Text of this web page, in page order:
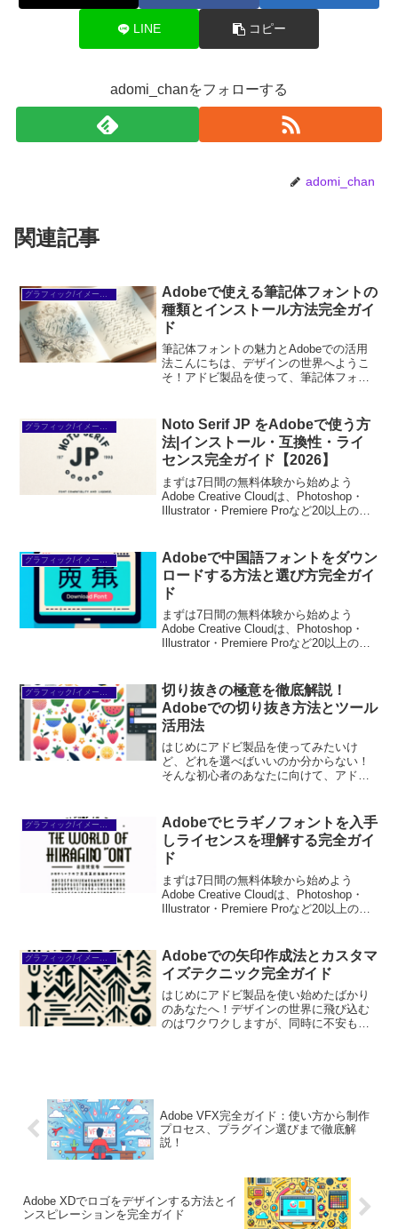
LINE コピー
adomi_chanをフォローする
adomi_chan
関連記事
グラフィック/イメージ編集
Adobeで使える筆記体フォントの
種類とインストール方法完全ガイ
ド
筆記体フォントの魅力とAdobeでの活用
法こんにちは、デザインの世界へようこ
そ！アドビ製品を使って、筆記体フォン
る情報をたっぷりご用意しましたので、
一緒に楽しんでいきま...
グラフィック/イメージ編集
Noto Serif JP をAdobeで使う方
法|インストール・互換性・ライ
センス完全ガイド【2026】
まずは7日間の無料体験から始めよう
Adobe Creative Cloudは、Photoshop・
Illustrator・Premiere Proなど20以上のア
→※...
Adobeで中国語フォントをダウン
ロードする方法と選び方完全ガイ
ド
まずは7日間の無料体験から始めよう
Adobe Creative Cloudは、Photoshop・
Illustrator・Premiere Proなど20以上のア
→※...
グラフィック/イメージ編集
切り抜きの極意を徹底解説！
Adobeでの切り抜き方法とツール
活用法
はじめにアドビ製品を使ってみたいけ
ど、どれを選べばいいのか分からない！
そんな初心者のあなたに向けて、アドビ
解消されること間違いなしです！さあ、
アドビの世界に一歩踏み出し...
グラフィック/イメージ編集
Adobeでヒラギノフォントを入手
しライセンスを理解する完全ガイ
ド
まずは7日間の無料体験から始めよう
Adobe Creative Cloudは、Photoshop・
Illustrator・Premiere Proなど20以上のア
→※...
Adobeでの矢印作成法とカスタマ
イズテクニック完全ガイド
はじめにアドビ製品を使い始めたばかり
のあなたへ！デザインの世界に飛び込む
のはワクワクしますが、同時に不安もあ
Adobe VFX完全ガイド：使い方から制作
プロセス、プラグイン選びまで徹底解
説！
Adobe XDでロゴをデザインする方法とイ
ンスピレーションを完全ガイド